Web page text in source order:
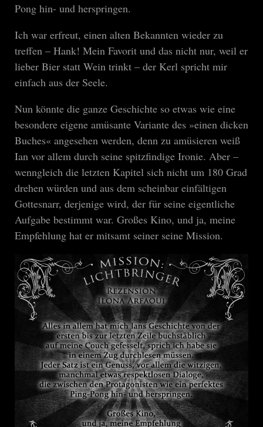
Pong hin- und herspringen.
Ich war erfreut, einen alten Bekannten wieder zu
treffen – Hank! Mein Favorit und das nicht nur, weil er
lieber Bier statt Wein trinkt – der Kerl spricht mir
einfach aus der Seele.
Nun könnte die ganze Geschichte so etwas wie eine
besondere eigene amüsante Variante des »einen dicken
Buches« angesehen werden, denn zu amüsieren weiß
Ian vor allem durch seine spitzfindige Ironie. Aber –
wenngleich die letzten Kapitel sich nicht um 180 Grad
drehen würden und aus dem scheinbar einfältigen
Gottesnarr, derjenige wird, der für seine eigentliche
Aufgabe bestimmt war. Großes Kino, und ja, meine
Empfehlung hat er mitsamt seiner seine Mission.